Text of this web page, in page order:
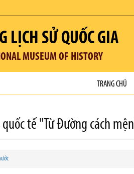
LỊCH SỬ QUỐC GIA
MUSEUM OF HISTORY
TRANG CHỦ
tế "Từ Đường cách